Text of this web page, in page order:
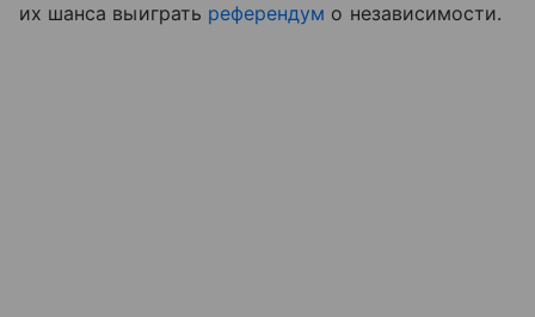
их шанса выиграть референдум о независимости.